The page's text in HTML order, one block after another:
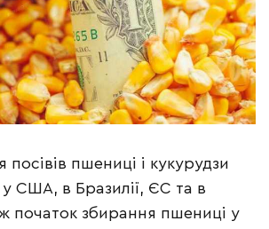
посівів пшениці і кукурудзи
США, в Бразилії, ЄС та в
початок збирання пшениці у